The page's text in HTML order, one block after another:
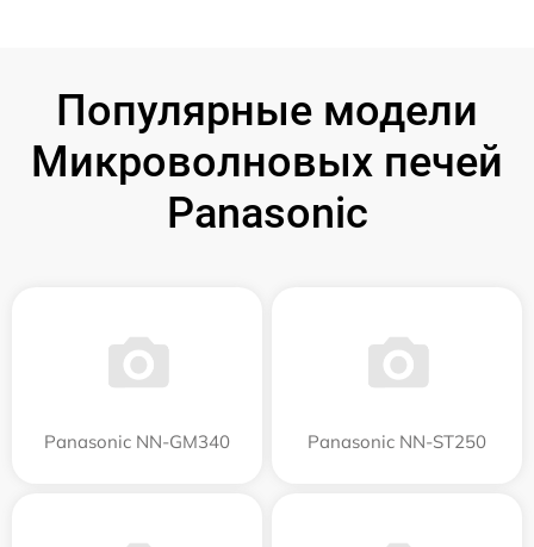
Популярные модели
Микроволновых печей
Panasonic
Panasonic NN-GM340 Panasonic NN-ST250